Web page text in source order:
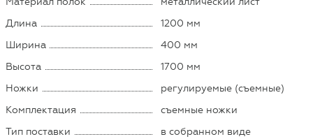
Длина
1200 мм
Ширина
400 мм
Высота
1700 мм
Ножки
регулируемые (съемные)
Комплектация
съемные ножки
Тип поставки
в собранном виде